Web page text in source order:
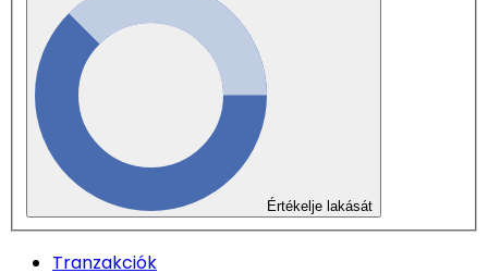
Értékelje lakását
Tranzakciók